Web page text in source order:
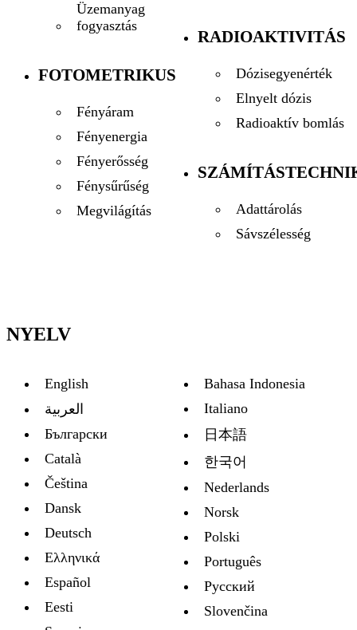
Üzemanyag
fogyasztás
FOTOMETRIKUS
Fényáram
Fényenergia
Fényerősség
Fénysűrűség
Megvilágítás
RADIOAKTIVITÁS
Dózisegyenérték
Elnyelt dózis
Radioaktív bomlás
Adattárolás
Sávszélesség
NYELV
English
العربية
Български
Català
Čeština
Dansk
Deutsch
Ελληνικά
Español
Eesti
Bahasa Indonesia
Italiano
日本語
한국어
Nederlands
Norsk
Polski
Português
Русский
Slovenčina